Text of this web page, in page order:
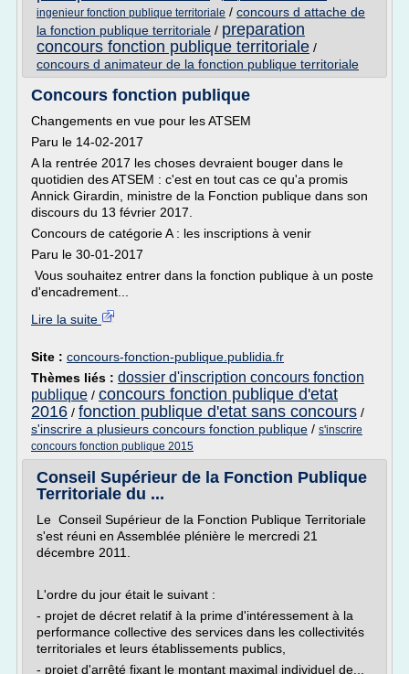
ingenieur fonction publique territoriale / concours d attache de
la fonction publique territoriale / preparation
concours fonction publique territoriale /
concours d animateur de la fonction publique territoriale
Concours fonction publique
Changements en vue pour les ATSEM
Paru le 14-02-2017
A la rentrée 2017 les choses devraient bouger dans le
quotidien des ATSEM : c'est en tout cas ce qu'a promis
Annick Girardin, ministre de la Fonction publique dans son
discours du 13 février 2017.
Concours de catégorie A : les inscriptions à venir
Paru le 30-01-2017
Vous souhaitez entrer dans la fonction publique à un poste
d'encadrement...
Lire la suite
Site : concours-fonction-publique.publidia.fr
Thèmes liés : dossier d'inscription concours fonction
publique / concours fonction publique d'etat
2016 / fonction publique d'etat sans concours /
s'inscrire a plusieurs concours fonction publique / s'inscrire
concours fonction publique 2015
Conseil Supérieur de la Fonction Publique
Territoriale du ...
Le Conseil Supérieur de la Fonction Publique Territoriale
s'est réuni en Assemblée plénière le mercredi 21
décembre 2011.
L'ordre du jour était le suivant :
- projet de décret relatif à la prime d'intéressement à la
performance collective des services dans les collectivités
territoriales et leurs établissements publics,
- projet d'arrêté fixant le montant maximal individuel de...